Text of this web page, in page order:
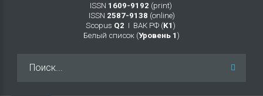
ISSN 1609-9192 (print)
ISSN 2587-9138 (online)
Scopus Q2 Ι ВАК РФ (K1 )
Белый список (Уровень 1 )